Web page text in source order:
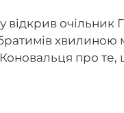
відкрив
хвилиною
про